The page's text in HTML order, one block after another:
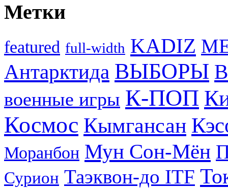
Метки
featured full-width KADIZ
Антарктида ВЫБОРЫ
военные игры К-ПОП
Космос Кымгансан
Моранбон Мун Сон-Мён
Сурион Таэквон-до ITF